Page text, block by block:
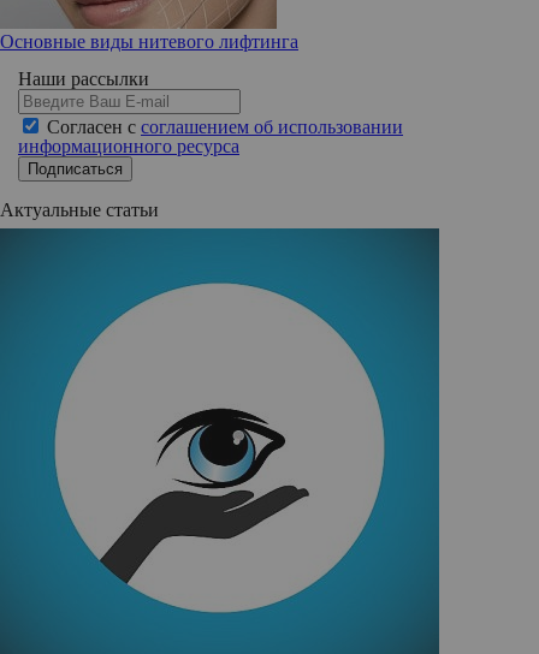
Основные виды нитевого лифтинга
Наши рассылки
Согласен с соглашением об использовании
информационного ресурса
Подписаться
Актуальные статьи